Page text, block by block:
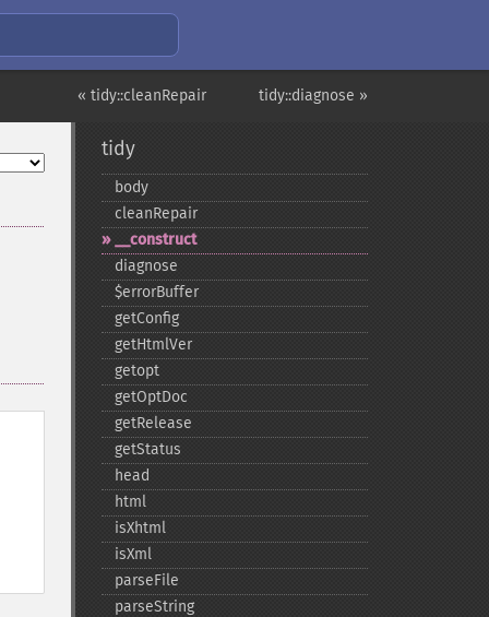
tidy::diagnose »
« tidy::cleanRepair
tidy
body
cleanRepair
_​_​construct
diagnose
$errorBuffer
getConfig
getHtmlVer
getopt
getOptDoc
getRelease
getStatus
head
html
isXhtml
isXml
parseFile
parseString